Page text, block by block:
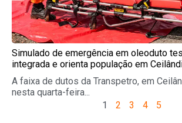
Simulado de emergência em oleoduto
integrada e orienta população em
A faixa de dutos da Transpetro, em
nesta quarta-feira...
1
2 3 4 5